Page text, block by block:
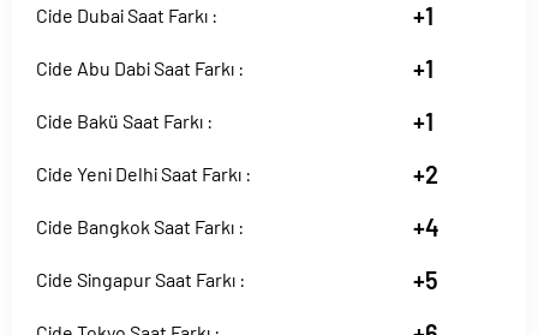
Cide Dubai Saat Farkı : +1
Cide Abu Dabi Saat Farkı : +1
Cide Bakü Saat Farkı : +1
Cide Yeni Delhi Saat Farkı : +2
Cide Bangkok Saat Farkı : +4
Cide Singapur Saat Farkı : +5